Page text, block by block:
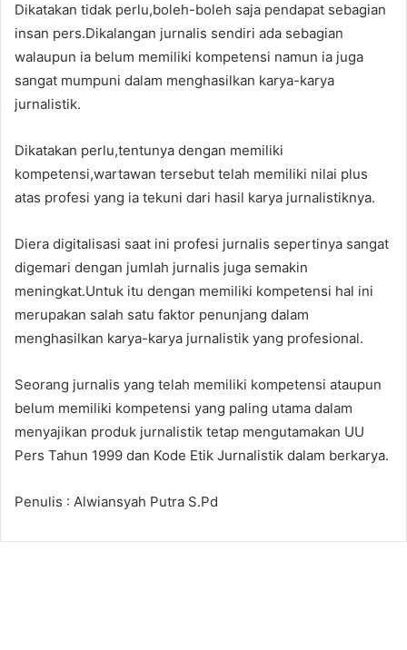
Dikatakan tidak perlu,boleh-boleh saja pendapat sebagian
insan pers.Dikalangan jurnalis sendiri ada sebagian
walaupun ia belum memiliki kompetensi namun ia juga
sangat mumpuni dalam menghasilkan karya-karya
jurnalistik.
Dikatakan perlu,tentunya dengan memiliki
kompetensi,wartawan tersebut telah memiliki nilai plus
atas profesi yang ia tekuni dari hasil karya jurnalistiknya.
Diera digitalisasi saat ini profesi jurnalis sepertinya sangat
digemari dengan jumlah jurnalis juga semakin
meningkat.Untuk itu dengan memiliki kompetensi hal ini
merupakan salah satu faktor penunjang dalam
menghasilkan karya-karya jurnalistik yang profesional.
Seorang jurnalis yang telah memiliki kompetensi ataupun
belum memiliki kompetensi yang paling utama dalam
menyajikan produk jurnalistik tetap mengutamakan UU
Pers Tahun 1999 dan Kode Etik Jurnalistik dalam berkarya.
Penulis : Alwiansyah Putra S.Pd